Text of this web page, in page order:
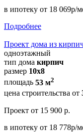
в ипотеку от 18 069р/
Подробнее
Проект дома из
одноэтажный
тип дома кирпич
размер 10x8
площадь 53 м2
цена строительства от
Проект от 15 900 р.
в ипотеку от 18 778р/